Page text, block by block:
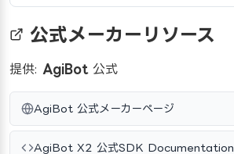
公式メーカーリソース
提供: AgiBot 公式
AgiBot 公式メーカーページ
AgiBot X2 公式SDK Documentation